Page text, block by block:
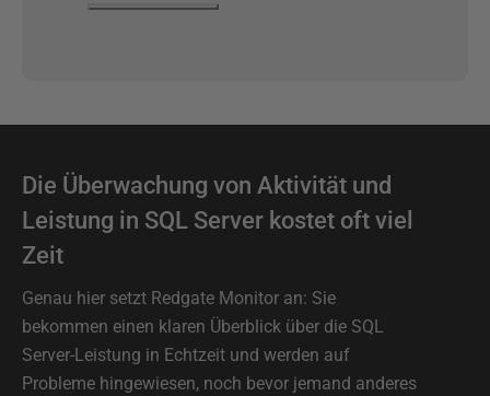
Die Überwachung von Aktivität und
Leistung in SQL Server kostet oft viel
Zeit
Genau hier setzt Redgate Monitor an: Sie
bekommen einen klaren Überblick über die SQL
Server-Leistung in Echtzeit und werden auf
Probleme hingewiesen, noch bevor jemand anderes